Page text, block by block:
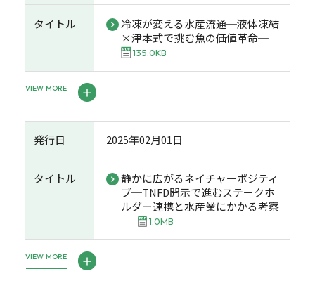
タイトル
冷凍が変える水産流通─液体凍結
×津本式で挑む魚の価値革命─
135.0KB
VIEW MORE
発行日 2025年02月01日
タイトル
静かに広がるネイチャーポジティ
ブ─TNFD開示で進むステークホ
ルダー連携と水産業にかかる考察
─
1.0MB
VIEW MORE